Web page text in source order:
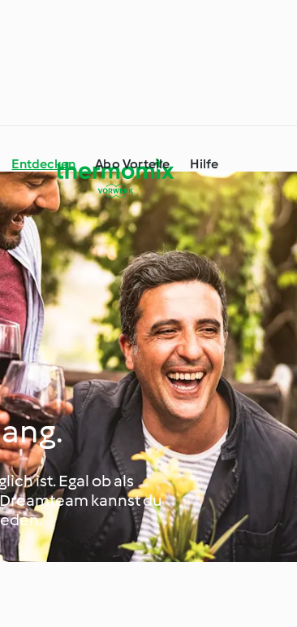
Entdecken Abo Vorteile Hilfe
und
Ernährungstrends
Unterwegs mit Thermomix®
ist. Egal ob als
kannst du